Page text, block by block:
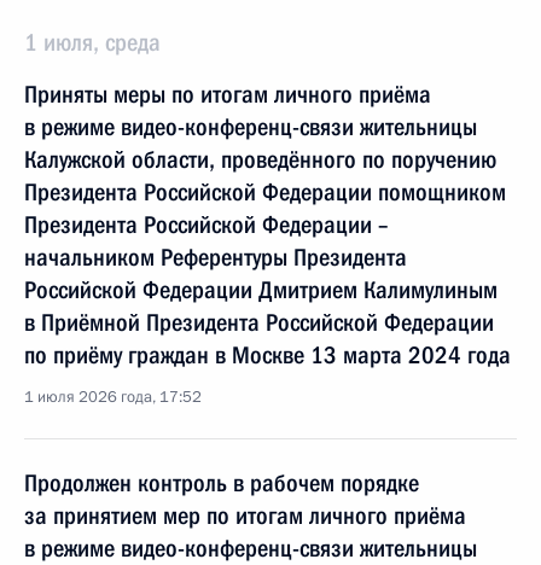
1 июля, среда
Приняты меры по итогам личного приёма
в режиме видео-конференц-связи жительницы
Калужской области, проведённого по поручению
Президента Российской Федерации помощником
Президента Российской Федерации –
начальником Референтуры Президента
Российской Федерации Дмитрием Калимулиным
в Приёмной Президента Российской Федерации
по приёму граждан в Москве 13 марта 2024 года
1 июля 2026 года, 17:52
Продолжен контроль в рабочем порядке
за принятием мер по итогам личного приёма
в режиме видео-конференц-связи жительницы